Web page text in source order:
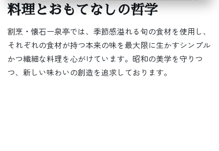
料理とおもてなしの哲学
割烹・懐石ー泉亭では、季節感溢れる旬の食材を使用し、
それぞれの食材が持つ本来の味を最大限に生かすシンプル
かつ繊細な料理を心がけています。昭和の美学を守りつ
つ、新しい味わいの創造を追求しております。